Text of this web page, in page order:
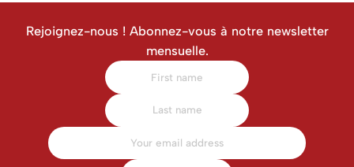
Rejoignez-nous ! Abonnez-vous à notre newsletter
mensuelle.